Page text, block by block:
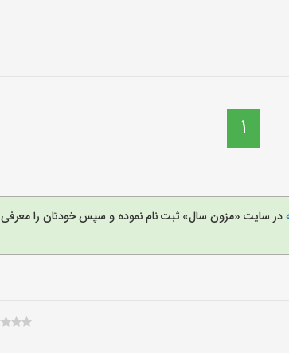
1
در سایت «مزون سال» ثبت نام نموده و سپس خودتان را معرفی